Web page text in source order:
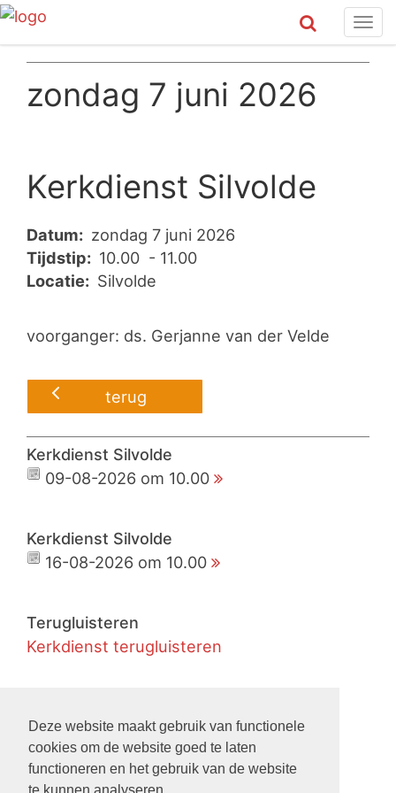
Deze website maakt gebruik van functionele
cookies om de website goed te laten
functioneren en het gebruik van de website
te kunnen analyseren.
zondag 7 juni 2026
Kerkdienst Silvolde
Datum: zondag 7 juni 2026
Tijdstip: 10.00 - 11.00
Locatie: Silvolde
voorganger: ds. Gerjanne van der Velde
terug
Kerkdienst Silvolde
09-08-2026 om 10.00
Kerkdienst Silvolde
16-08-2026 om 10.00
Terugluisteren
Kerkdienst terugluisteren
Kerkdienst live meekijken
Nieuws